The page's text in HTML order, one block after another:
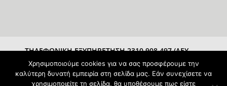
ΤΗΛΕΦΩΝΙΚΗ ΕΞΥΠΗΡΕΤΗΣΗ 2310 908 497 (ΔΕΥ-
ΣΑΒ 10:00-15:00)
Χρησιμοποιούμε cookies για να σας προσφέρουμε την
καλύτερη δυνατή εμπειρία στη σελίδα μας. Εάν συνεχίσετε να
χρησιμοποιείτε τη σελίδα, θα υποθέσουμε πως είστε